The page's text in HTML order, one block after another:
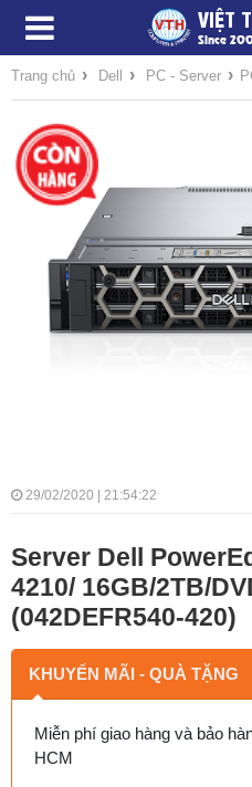
VIỆT
Since
Trang chủ › Dell › PC - Server ›
29/02/2020 | 21:54:22
Server Dell
4210/ 16GB/2TB/
(042DEFR540-420)
KHUYẾN MÃI - QUÀ TẶNG
Miễn phí giao hàng và bảo
HCM